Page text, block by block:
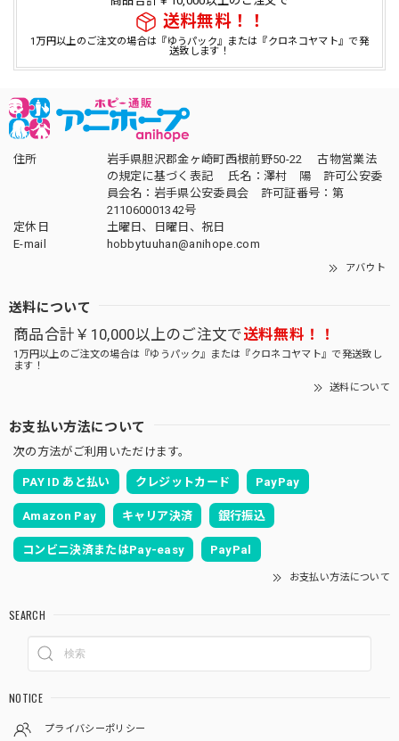
送料無料！！
1万円以上のご注文の場合は『ゆうパック』または『クロネコヤマト』で発
送致します！
住所
岩手県胆沢郡金ヶ崎町西根前野50-22 古物営業法
の規定に基づく表記 氏名：澤村 陽 許可公安委
員会名：岩手県公安委員会 許可証番号：第
211060001342号
定休日
土曜日、日曜日、祝日
E-mail
hobbytuuhan@anihope.com
アバウト
送料について
商品合計￥10,000以上のご注文で送料無料！！
1万円以上のご注文の場合は『ゆうパック』または『クロネコヤマト』で発送致し
ます！
送料について
お支払い方法について
次の方法がご利用いただけます。
PAY ID あと払い クレジットカード PayPay
Amazon Pay キャリア決済 銀行振込
コンビニ決済またはPay-easy PayPal
お支払い方法について
SEARCH
NOTICE
プライバシーポリシー